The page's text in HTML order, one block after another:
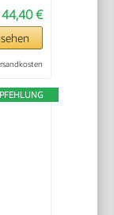
44,40 €